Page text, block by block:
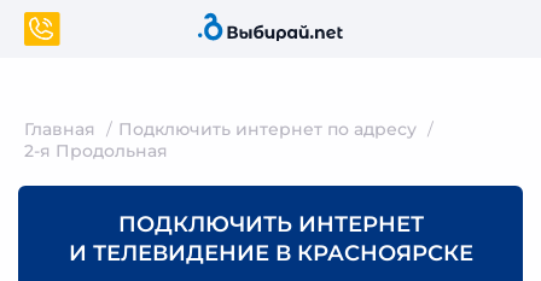
Главная
Подключить интернет по адресу
2-я Продольная
ПОДКЛЮЧИТЬ ИНТЕРНЕТ
И ТЕЛЕВИДЕНИЕ В КРАСНОЯРСКЕ